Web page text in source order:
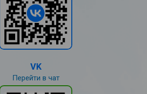
VK
Перейти в чат